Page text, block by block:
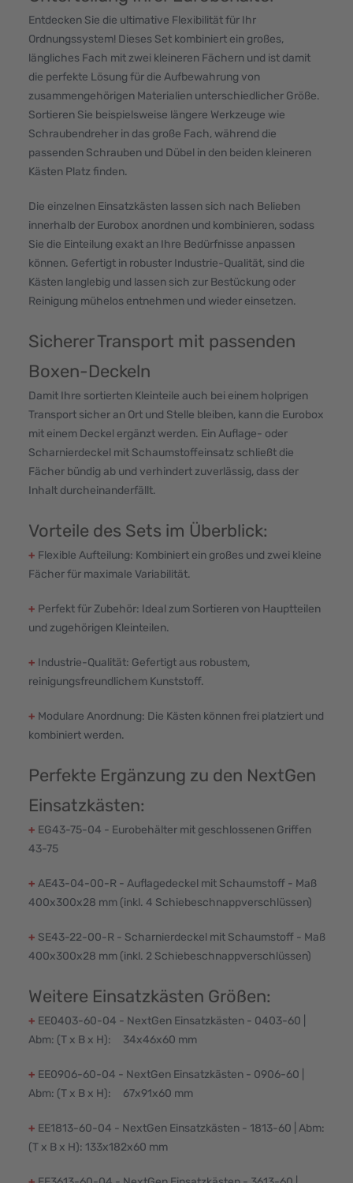
Entdecken Sie die ultimative Flexibilität für Ihr
Ordnungssystem! Dieses Set kombiniert ein großes,
längliches Fach mit zwei kleineren Fächern und ist damit
die perfekte Lösung für die Aufbewahrung von
zusammengehörigen Materialien unterschiedlicher Größe.
Sortieren Sie beispielsweise längere Werkzeuge wie
Schraubendreher in das große Fach, während die
passenden Schrauben und Dübel in den beiden kleineren
Kästen Platz finden.
Die einzelnen Einsatzkästen lassen sich nach Belieben
innerhalb der Eurobox anordnen und kombinieren, sodass
Sie die Einteilung exakt an Ihre Bedürfnisse anpassen
können. Gefertigt in robuster Industrie-Qualität, sind die
Kästen langlebig und lassen sich zur Bestückung oder
Reinigung mühelos entnehmen und wieder einsetzen.
Sicherer Transport mit passenden
Boxen-Deckeln
Damit Ihre sortierten Kleinteile auch bei einem holprigen
Transport sicher an Ort und Stelle bleiben, kann die Eurobox
mit einem Deckel ergänzt werden. Ein Auflage- oder
Scharnierdeckel mit Schaumstoffeinsatz schließt die
Fächer bündig ab und verhindert zuverlässig, dass der
Inhalt durcheinanderfällt.
Vorteile des Sets im Überblick:
+ Flexible Aufteilung: Kombiniert ein großes und zwei kleine
Fächer für maximale Variabilität.
+ Perfekt für Zubehör: Ideal zum Sortieren von Hauptteilen
und zugehörigen Kleinteilen.
+ Industrie-Qualität: Gefertigt aus robustem,
reinigungsfreundlichem Kunststoff.
+ Modulare Anordnung: Die Kästen können frei platziert und
kombiniert werden.
Perfekte Ergänzung zu den NextGen
Einsatzkästen:
+ EG43-75-04 - Eurobehälter mit geschlossenen Griffen
43-75
+ AE43-04-00-R - Auflagedeckel mit Schaumstoff - Maß
400x300x28 mm (inkl. 4 Schiebeschnappverschlüssen)
+ SE43-22-00-R - Scharnierdeckel mit Schaumstoff - Maß
400x300x28 mm (inkl. 2 Schiebeschnappverschlüssen)
Weitere Einsatzkästen Größen:
+ EE0403-60-04 - NextGen Einsatzkästen - 0403-60 |
Abm: (T x B x H): 34x46x60 mm
+ EE0906-60-04 - NextGen Einsatzkästen - 0906-60 |
Abm: (T x B x H): 67x91x60 mm
+ EE1813-60-04 - NextGen Einsatzkästen - 1813-60 | Abm:
(T x B x H): 133x182x60 mm